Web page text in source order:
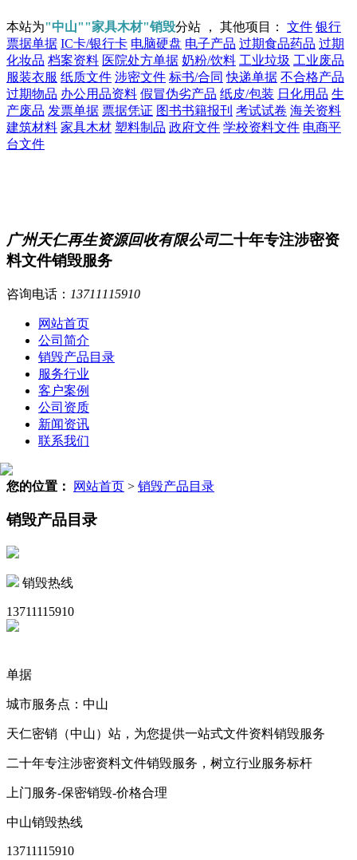
本站为"中山""家具木材"销毁分站 ， 其他项目： 文件 银行
票据单据 IC卡/银行卡 电脑硬盘 电子产品 过期食品药品 过期
化妆品 档案资料 医院处方单据 奶粉/饮料 工业垃圾 工业废品
服装衣服 纸质文件 涉密文件 标书/合同 快递单据 不合格产品
过期物品 办公用品资料 假冒伪劣产品 纸皮/包装 日化用品 生
产废品 发票单据 票据凭证 图书书籍报刊 考试试卷 海关资料
建筑材料 家具木材 塑料制品 政府文件 学校资料文件 电商平
台文件
广州天仁再生资源回收有限公司二十年专注涉密资
料文件销毁服务
咨询电话： 13711115910
网站首页
公司简介
销毁产品目录
服务行业
客户案例
公司资质
新闻资讯
联系我们
您的位置： 网站首页 > 销毁产品目录
销毁产品目录
销毁热线
13711115910
单据
城市服务点：中山
天仁密销（中山）站，为您提供一站式文件资料销毁服务
二十年专注涉密资料文件销毁服务，树立行业服务标杆
上门服务-保密销毁-价格合理
中山销毁热线
13711115910